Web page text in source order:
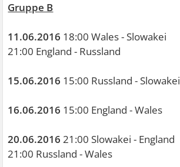
Gruppe B
11.06.2016 18:00 Wales - Slowakei
21:00 England - Russland
15.06.2016 15:00 Russland - Slowakei
16.06.2016 15:00 England - Wales
20.06.2016 21:00 Slowakei - England
21:00 Russland - Wales